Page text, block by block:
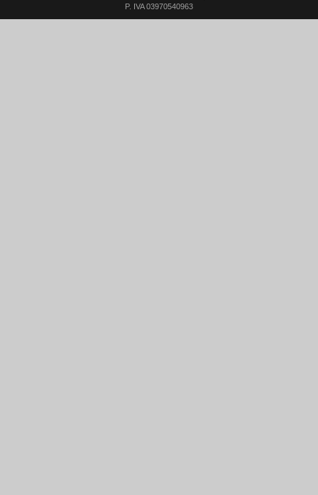
P. IVA 03970540963